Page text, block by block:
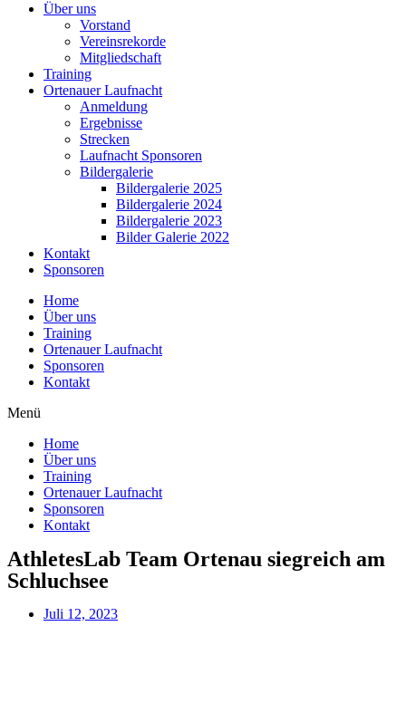
Über uns
Vorstand
Vereinsrekorde
Mitgliedschaft
Training
Ortenauer Laufnacht
Anmeldung
Ergebnisse
Strecken
Laufnacht Sponsoren
Bildergalerie
Bildergalerie 2025
Bildergalerie 2024
Bildergalerie 2023
Bilder Galerie 2022
Kontakt
Sponsoren
Home
Über uns
Training
Ortenauer Laufnacht
Sponsoren
Kontakt
Menü
Home
Über uns
Training
Ortenauer Laufnacht
Sponsoren
Kontakt
AthletesLab Team Ortenau siegreich am
Schluchsee
Juli 12, 2023